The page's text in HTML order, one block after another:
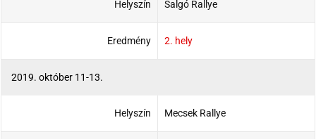
Helyszín Salgó Rallye
Eredmény 2. hely
2019. október 11-13.
Helyszín Mecsek Rallye